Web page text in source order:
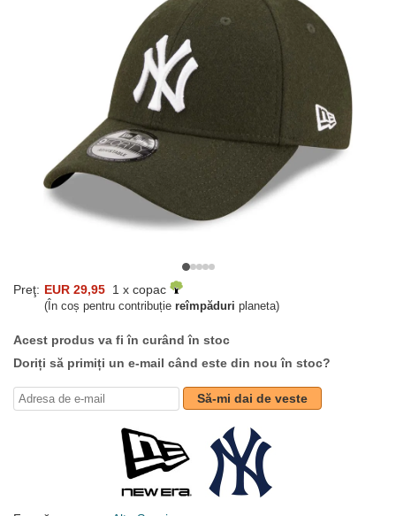
Preţ: EUR 29,95 1 x copac
(În coș pentru contribuție reîmpăduri planeta)
Acest produs va fi în curând în stoc
Doriți să primiți un e-mail când este din nou în stoc?
Să-mi dai de veste